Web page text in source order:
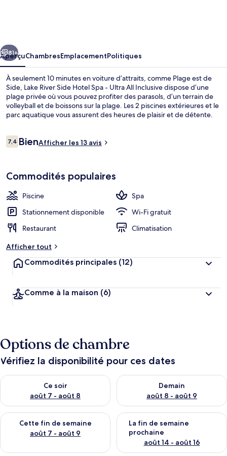
Hotel
Spa
Ultra
All
Suivant
81+
AperçuChambresEmplacementPolitiques
À seulement 10 minutes en voiture d’attraits, comme Plage est de
Side, Lake River Side Hotel Spa - Ultra All Inclusive dispose d’une
plage privée où vous pouvez profiter des parasols, d’un terrain de
volleyball et de boissons sur la plage. Les 2 piscines extérieures et le
parc aquatique vous assurent des heures de plaisir et de détente.
River Restoran, l’un des 4 restaurants, sert une cuisine internationale
Avis
7,47,4 sur 10 –
BienAfficher les 13 avis
Commodités populaires
Piscine
Spa
Stationnement disponible
Wi-Fi gratuit
Restaurant
Climatisation
Afficher tout
Commodités principales (12)
Comme à la maison (6)
Options de chambre
Vérifiez la disponibilité pour ces dates
Ce soir
août 7 - août 8
Vérifier la disponibilité pour ce soir août 7 - août 8
Demain
août 8 - août 9
Vérifier la disponibilité pour
Cette fin de semaine
août 7 - août 9
Vérifier la disponibilité pour cette fin de semaine août 7 -
La fin de semaine
prochaine
août 14 - août 16
Vérifier la disponibilité pour